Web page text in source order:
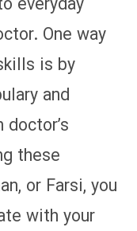
One way
is by
and
these
or Farsi, you
with your